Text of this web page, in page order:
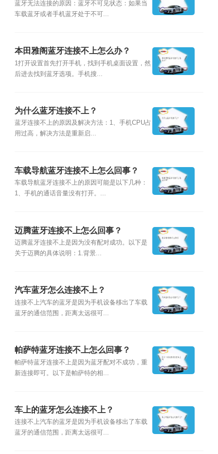
蓝牙无法连接的原因：蓝牙不可见状态：如果当
车载蓝牙或者手机蓝牙处于不可...
本田雅阁蓝牙连接不上怎么办？
1打开设置首先打开手机，找到手机桌面设置，然
后进去找到蓝牙选项。手机搜...
为什么蓝牙连接不上？
蓝牙连接不上的原因及解决方法：1、手机CPU占
用过高，解决方法是重新启...
车载导航蓝牙连接不上怎么回事？
车载导航蓝牙连接不上的原因可能是以下几种：
1、手机的通话音量没有打开。...
迈腾蓝牙连接不上怎么回事？
迈腾蓝牙连接不上是因为没有配对成功。以下是
关于迈腾的具体说明：1.背景...
汽车蓝牙怎么连接不上？
连接不上汽车的蓝牙是因为手机设备移出了车载
蓝牙的通信范围，距离太远很可...
帕萨特蓝牙连接不上怎么回事？
帕萨特蓝牙连接不上是因为蓝牙配对不成功，重
新连接即可。以下是帕萨特的相...
车上的蓝牙怎么连接不上？
连接不上汽车的蓝牙是因为手机设备移出了车载
蓝牙的通信范围，距离太远很可...